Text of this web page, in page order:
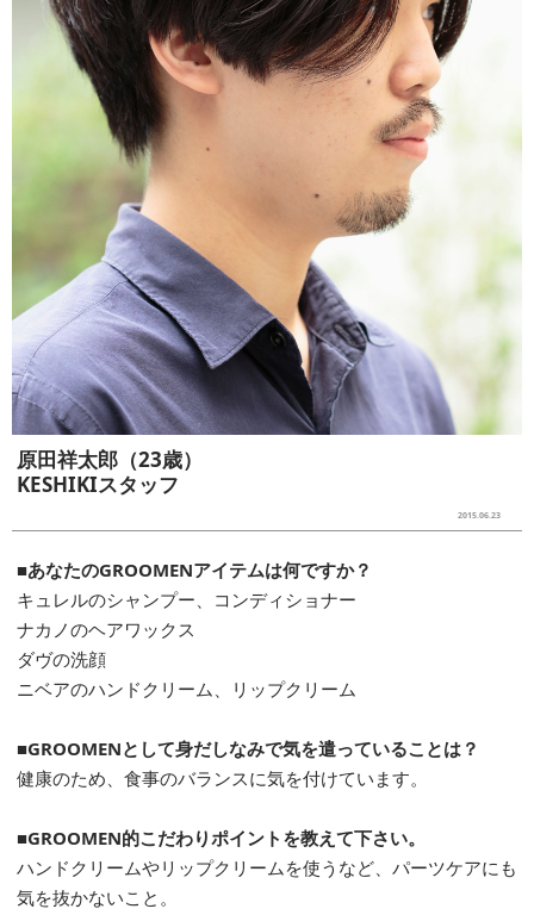
原田祥太郎（23歳）
KESHIKIスタッフ
2015.06.23
■あなたのGROOMENアイテムは何ですか？
キュレルのシャンプー、コンディショナー
ナカノのヘアワックス
ダヴの洗顔
ニベアのハンドクリーム、リップクリーム
■GROOMENとして身だしなみで気を遣っていることは？
健康のため、食事のバランスに気を付けています。
■GROOMEN的こだわりポイントを教えて下さい。
ハンドクリームやリップクリームを使うなど、パーツケアにも
気を抜かないこと。